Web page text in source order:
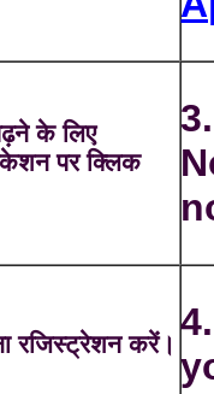
के लिए
पर क्लिक
रजिस्ट्रेशन करें।